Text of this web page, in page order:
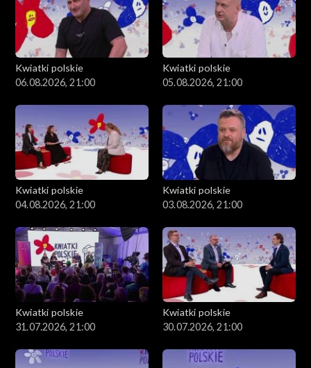
Kwiatki Polskie w Niedzielę
Kwiatki polskie
06.08.2026, 21:00
Kwiatki polskie
05.08.2026, 21:00
Kwiatki polskie
04.08.2026, 21:00
Kwiatki polskie
03.08.2026, 21:00
Kwiatki polskie
31.07.2026, 21:00
Kwiatki polskie
30.07.2026, 21:00